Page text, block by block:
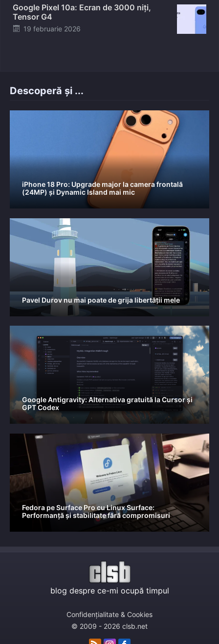
Google Pixel 10a: Ecran de 3000 niți,
Tensor G4
Posted
19 februarie 2026
Descoperă și ...
iPhone 18 Pro: Upgrade major la camera frontală
(24MP) și Dynamic Island mai mic
Pavel Durov nu mai poate de grija libertății mele
Google Antigravity: Alternativa gratuită la Cursor și
GPT Codex
Fedora pe Surface Pro cu Linux Surface:
Performanță și stabilitate fără compromisuri
blog despre ce-mi ocupă timpul
Confidențialitate & Cookies
© 2009 - 2026 clsb.net